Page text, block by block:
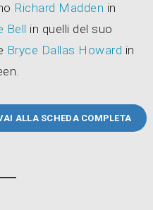
Richard Madden in
Bell in quelli del suo
Bryce Dallas Howard in
ALLA SCHEDA COMPLETA